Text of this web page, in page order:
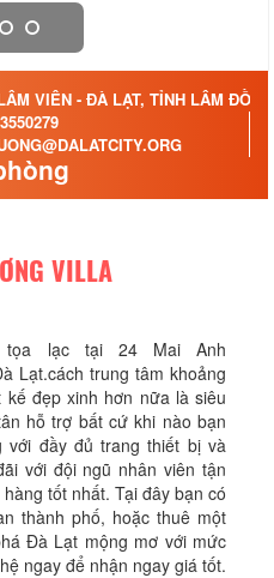
VIÊN - ĐÀ LẠT, TỈNH LÂM ĐỒNG
VILLA
tọa lạc tại 24 Mai Anh
Lạt.cách trung tâm khoảng
đẹp xinh hơn nữa là siêu
hỗ trợ bất cứ khi nào bạn
với đầy đủ trang thiết bị và
với đội ngũ nhân viên tận
tốt nhất. Tại đây bạn có
thành phố, hoặc thuê một
Đà Lạt mộng mơ với mức
ngay để nhận ngay giá tốt.